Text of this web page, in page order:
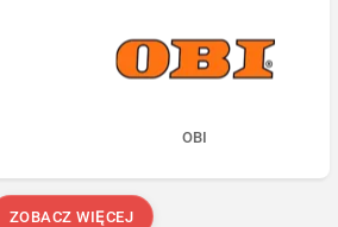
OBI
ZOBACZ WIĘCEJ